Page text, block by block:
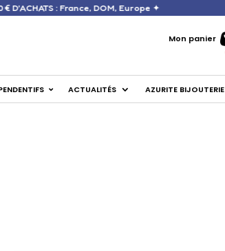
60 € D’ACHATS : France, DOM, Europe ✦
Mon panier
ACTUALITÉS AZURITE BIJOUTERIE